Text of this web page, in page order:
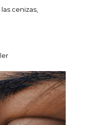
cenizas,